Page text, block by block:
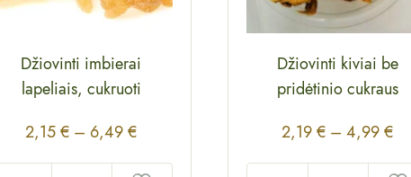
Džiovinti imbierai
lapeliais, cukruoti
2,15€ – 6,49€
Džiovinti kiviai be
pridėtinio cukraus
2,19€ – 4,99€